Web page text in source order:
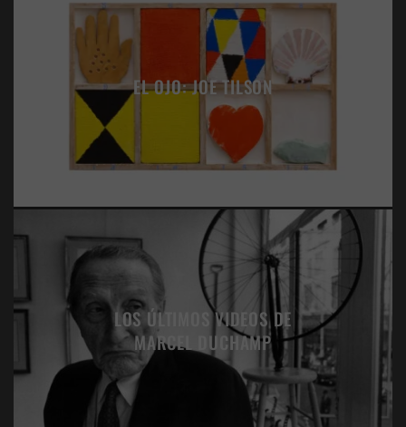
EL OJO: JOE TILSON
LOS ÚLTIMOS VIDEOS DE
MARCEL DUCHAMP